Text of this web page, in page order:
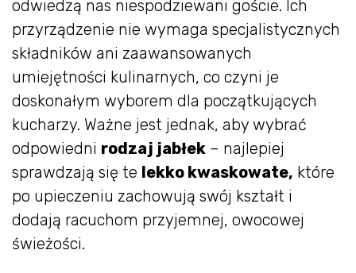
odwiedzą nas niespodziewani goście. Ich
przyrządzenie nie wymaga specjalistycznych
składników ani zaawansowanych
umiejętności kulinarnych, co czyni je
doskonałym wyborem dla początkujących
kucharzy. Ważne jest jednak, aby wybrać
odpowiedni rodzaj jabłek – najlepiej
sprawdzają się te lekko kwaskowate, które
po upieczeniu zachowują swój kształt i
dodają racuchom przyjemnej, owocowej
świeżości.